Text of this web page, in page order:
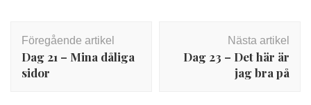
Föregående artikel
Dag 21 – Mina dåliga
sidor
Nästa artikel
Dag 23 – Det här är
jag bra på